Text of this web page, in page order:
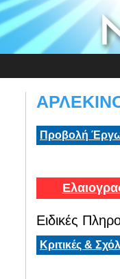
Προβολή
Ειδικές
Κριτικές &